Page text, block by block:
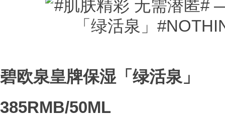
碧欧泉皇牌保湿「绿活泉」
385RMB/50ML